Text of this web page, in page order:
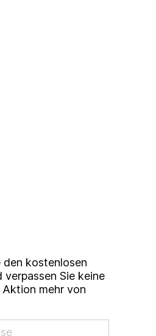
den kostenlosen
Sie keine
mehr von